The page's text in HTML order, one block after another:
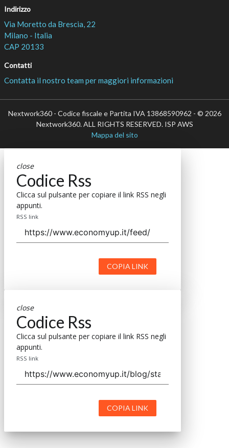
Indirizzo
Via Moretto da Brescia, 22
Milano - Italia
CAP 20133
Contatti
Contatta il nostro team per maggiori informazioni
Nextwork360 - Codice fiscale e Partita IVA 13868590962 - © 2026
Nextwork360. ALL RIGHTS RESERVED. ISP AWS
Mappa del sito
close
Codice Rss
Clicca sul pulsante per copiare il link RSS negli
appunti.
RSS link
COPIA LINK
close
Codice Rss
Clicca sul pulsante per copiare il link RSS negli
appunti.
RSS link
COPIA LINK